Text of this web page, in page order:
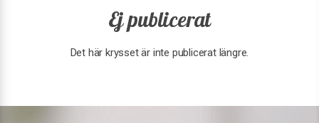
Ej publicerat
Det här krysset är inte publicerat längre.